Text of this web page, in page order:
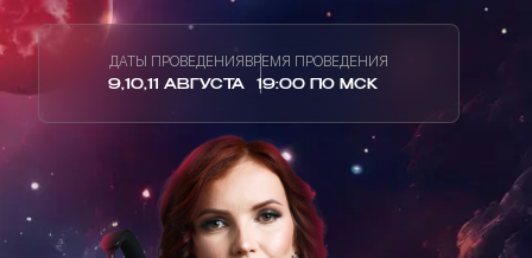
ДАТЫ ПРОВЕДЕНИЯ
9,10,11 АВГУСТА
ВРЕМЯ ПРОВЕДЕНИЯ
19:00 ПО МСК